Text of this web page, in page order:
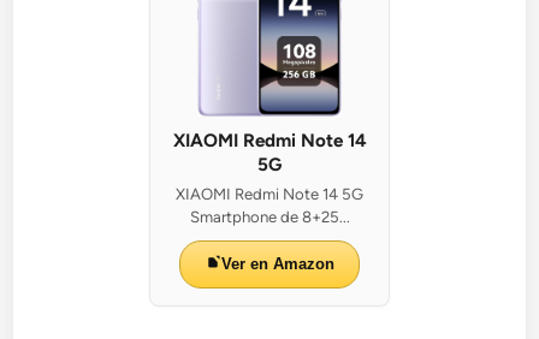
XIAOMI Redmi Note 14
5G
XIAOMI Redmi Note 14 5G
Smartphone de 8+25...
Ver en Amazon